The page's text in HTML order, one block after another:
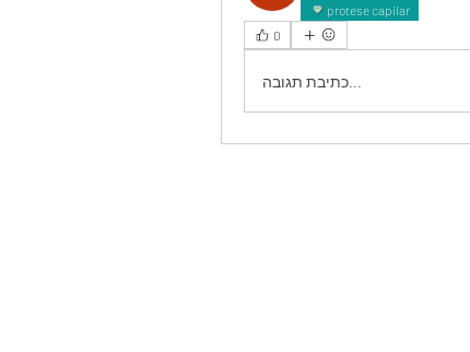
protese capilar
0
כתיבת תגובה...